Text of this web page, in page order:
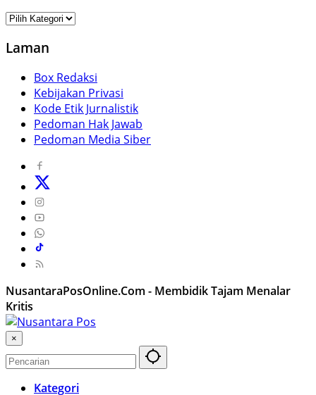
Kategori
Laman
Box Redaksi
Kebijakan Privasi
Kode Etik Jurnalistik
Pedoman Hak Jawab
Pedoman Media Siber
NusantaraPosOnline.Com - Membidik Tajam Menalar
Kritis
×
Kategori